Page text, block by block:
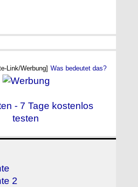
Link/Werbung] Was bedeutet das?
- 7 Tage kostenlos
testen
2